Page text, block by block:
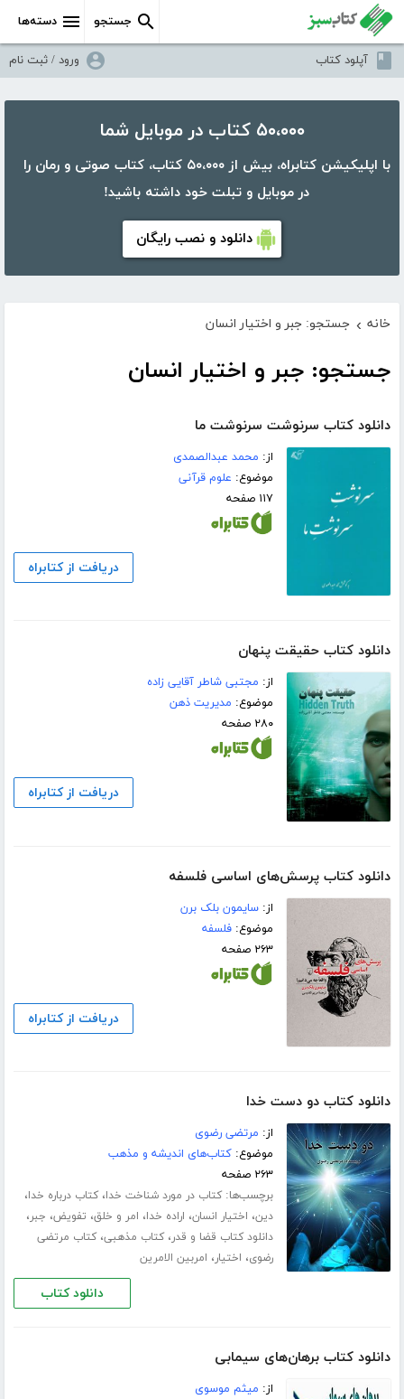
دسته‌ها جستجو
آپلود کتاب ورود / ثبت نام
۵۰،۰۰۰ کتاب در موبایل شما
با اپلیکیشن کتابراه، بیش از ۵۰،۰۰۰ کتاب، کتاب صوتی و رمان را
در موبایل و تبلت خود داشته باشید!
دانلود و نصب رایگان
خانه › جستجو: جبر و اختیار انسان
جستجو: جبر و اختیار انسان
دانلود کتاب سرنوشت سرنوشت ما
از: محمد عبدالصمدی
موضوع: علوم قرآنی
۱۱۷ صفحه
دریافت از کتابراه
دانلود کتاب حقیقت پنهان
از: مجتبی شاطر آقایی زاده
موضوع: مدیریت ذهن
۲۸۰ صفحه
دریافت از کتابراه
دانلود کتاب پرسش‌های اساسی فلسفه
از:سایمون بلک برن
موضوع:فلسفه
۲۶۳ صفحه
دریافت از کتابراه
دانلود کتاب دو دست خدا
از: مرتضی رضوی
موضوع:کتاب‌های اندیشه و مذهب
۲۶۳ صفحه
برچسب‌ها:کتاب در مورد شناخت خدا،کتاب درباره خدا،
دین، اختیار انسان، اراده خدا، امر و خلق، تفویض، جبر،
دانلود کتاب قضا و قدر،کتاب مذهبی،کتاب مرتضی
رضوی، اختیار، امربین الامرین
دانلود کتاب
دانلود کتاب برهان‌های سیمابی
از: میثم موسوی